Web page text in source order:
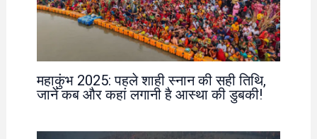
महाकुंभ 2025: पहले शाही स्नान की सही तिथि,
जानें कब और कहां लगानी है आस्था की डुबकी!